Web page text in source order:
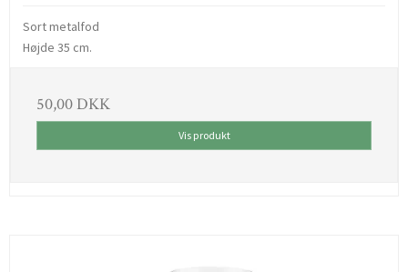
Sort metalfod
Højde 35 cm.
50,00 DKK
Vis produkt